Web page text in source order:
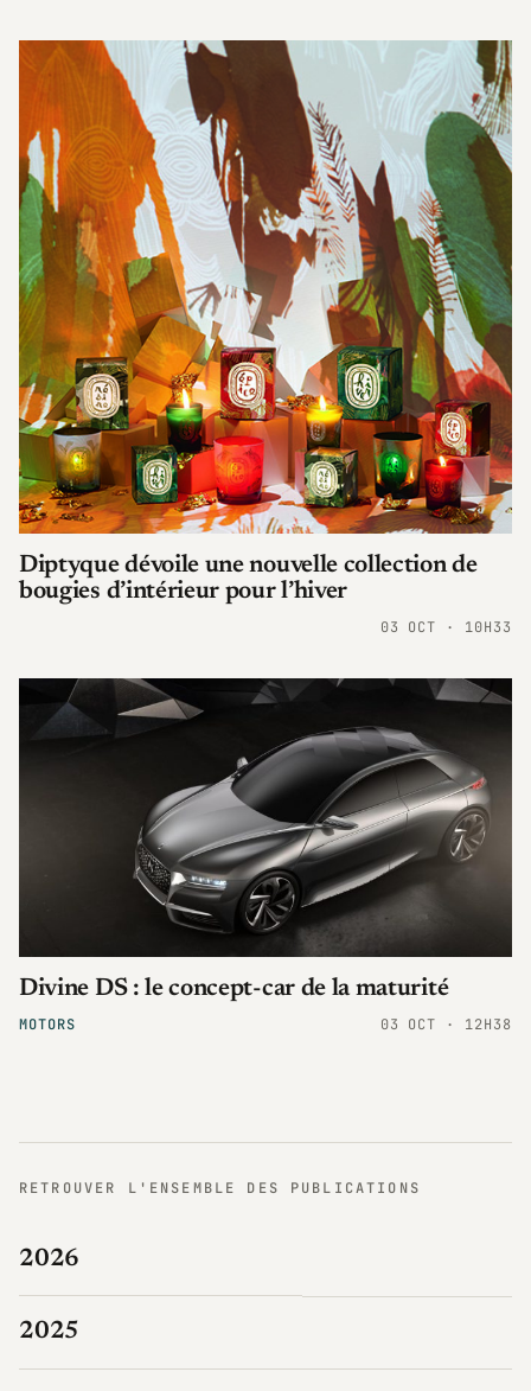
Diptyque dévoile une nouvelle collection de
bougies d’intérieur pour l’hiver
03 OCT · 10H33
MOTORS
Divine DS : le concept-car de la maturité
03 OCT · 12H38
RETROUVER L'ENSEMBLE DES PUBLICATIONS
2026
2025